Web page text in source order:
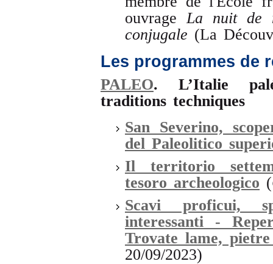
ouvrageLa nuit de
conjugale (La
Les programmes de
PALEO. L’Italie
traditions techniques
San Severino,
del Paleolitico
Il territorio
tesoro archeologico (
Scavi proficui,
interessanti -
Trovate lame, pietre
20/09/2023)